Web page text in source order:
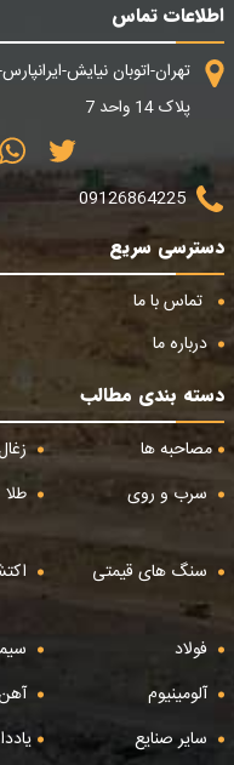
اطلاعات تماس
تهران-اتوبان نیایش-
پلاک 14 واحد 7
09126864225
دسترسی سریع
تماس با ما
درباره ما
دسته بندی مطالب
مصاحبه ها
سرب و روی
طلا
سنگ های قیمتی
فولاد
آلومینیوم
سایر صنایع